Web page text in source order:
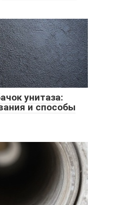
унитаза:
и способы